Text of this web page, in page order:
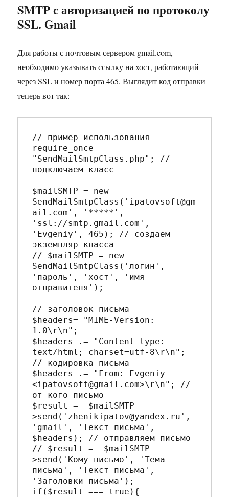
SMTP с авторизацией по протоколу
SSL. Gmail
Для работы с почтовым сервером gmail.com,
необходимо указывать ссылку на хост, работающий
через SSL и номер порта 465. Выглядит код отправки
теперь вот так:
// пример использования
require_once
"SendMailSmtpClass.php"; //
подключаем класс
$mailSMTP = new
SendMailSmtpClass('ipatovsoft@gm
ail.com', '*****',
'ssl://smtp.gmail.com',
'Evgeniy', 465); // создаем
экземпляр класса
// $mailSMTP = new
SendMailSmtpClass('логин',
'пароль', 'хост', 'имя
отправителя');
// заголовок письма
$headers= "MIME-Version:
1.0\r\n";
$headers .= "Content-type:
text/html; charset=utf-8\r\n";
// кодировка письма
$headers .= "From: Evgeniy
<ipatovsoft@gmail.com>\r\n"; //
от кого письмо
$result =  $mailSMTP-
>send('zhenikipatov@yandex.ru',
'gmail', 'Текст письма',
$headers); // отправляем письмо
// $result =  $mailSMTP-
>send('Кому письмо', 'Тема
письма', 'Текст письма',
'Заголовки письма');
if($result === true){